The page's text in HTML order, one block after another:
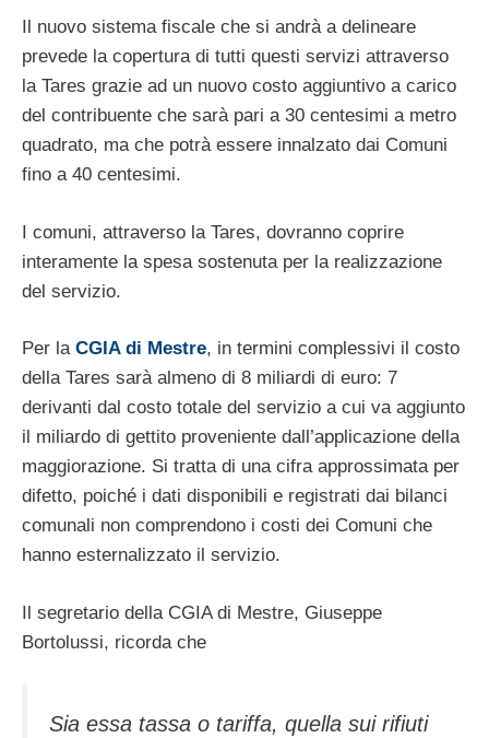
Il nuovo sistema fiscale che si andrà a delineare
prevede la copertura di tutti questi servizi attraverso
la Tares grazie ad un nuovo costo aggiuntivo a carico
del contribuente che sarà pari a 30 centesimi a metro
quadrato, ma che potrà essere innalzato dai Comuni
fino a 40 centesimi.
I comuni, attraverso la Tares, dovranno coprire
interamente la spesa sostenuta per la realizzazione
del servizio.
Per la CGIA di Mestre, in termini complessivi il costo
della Tares sarà almeno di 8 miliardi di euro: 7
derivanti dal costo totale del servizio a cui va aggiunto
il miliardo di gettito proveniente dall’applicazione della
maggiorazione. Si tratta di una cifra approssimata per
difetto, poiché i dati disponibili e registrati dai bilanci
comunali non comprendono i costi dei Comuni che
hanno esternalizzato il servizio.
Il segretario della CGIA di Mestre, Giuseppe
Bortolussi, ricorda che
Sia essa tassa o tariffa, quella sui rifiuti